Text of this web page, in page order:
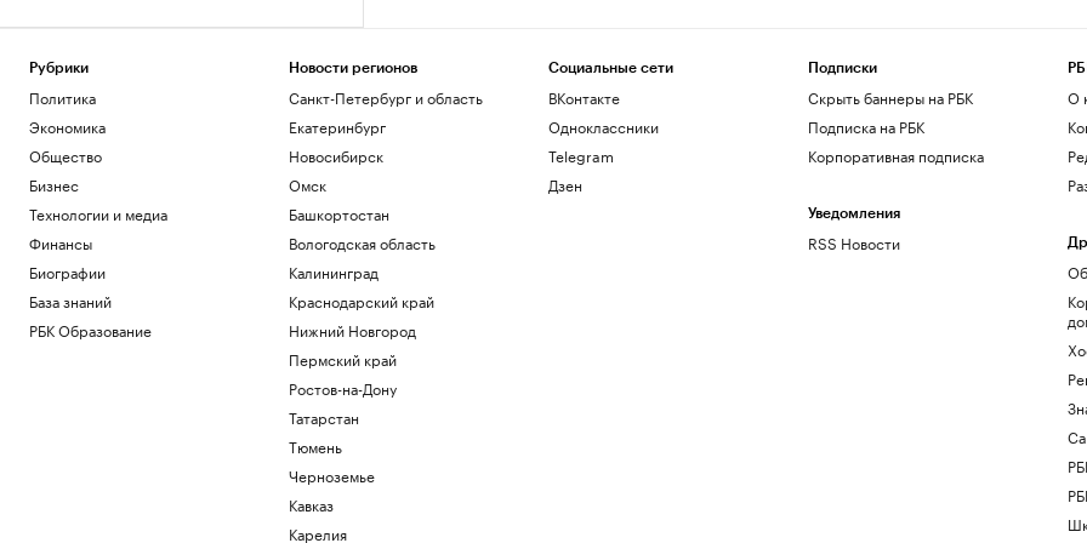
Рубрики
Политика
Экономика
Общество
Бизнес
Технологии и медиа
Финансы
Биографии
База знаний
РБК Образование
Новости регионов
Санкт-Петербург и область
Екатеринбург
Новосибирск
Омск
Башкортостан
Вологодская область
Калининград
Краснодарский край
Нижний Новгород
Пермский край
Ростов-на-Дону
Татарстан
Тюмень
Черноземье
Кавказ
Карелия
Социальные сети
ВКонтакте
Одноклассники
Telegram
Дзен
Подписки
Скрыть баннеры на РБК
Подписка на РБК
Корпоративная подписка
Уведомления
RSS Новости
О